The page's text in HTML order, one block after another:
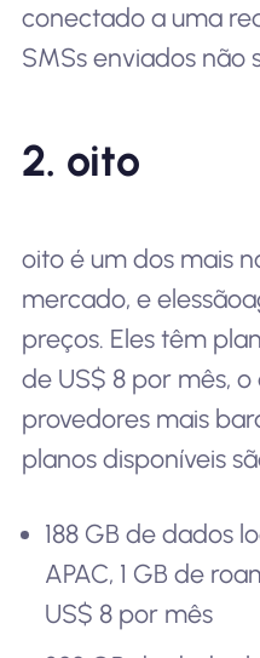
conectado a uma
SMSs enviados não
2. oito
oito é um dos mais
mercado, e elessão
preços. Eles têm
de US$ 8 por mês,
provedores mais
planos disponíveis
188 GB de dados
APAC, 1 GB de
US$ 8 por mês